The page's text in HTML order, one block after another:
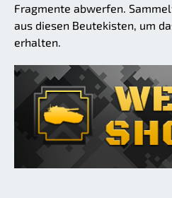
Fragmente abwerfen.
aus diesen Beutekisten, um
erhalten.